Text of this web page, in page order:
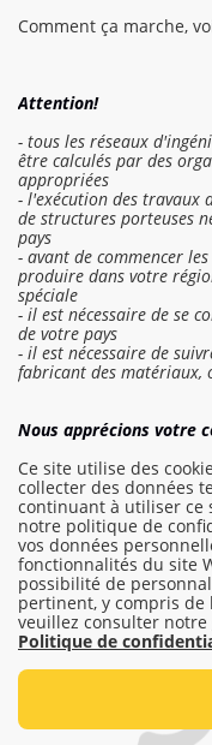
Pour les
Politique
Comment ça marche,
Attention!
- tous les réseaux
être calculés par des
appropriées
- l'exécution des travaux
de structures porteuses
pays
- avant de commencer
produire dans votre
spéciale
- il est nécessaire de se
de votre pays
- il est nécessaire de
fabricant des matériaux,
Nous apprécions votre
Ce site utilise des
collecter des données
continuant à utiliser ce
notre politique de
vos données
fonctionnalités du site
possibilité de
pertinent, y compris
veuillez consulter notre
Politique de